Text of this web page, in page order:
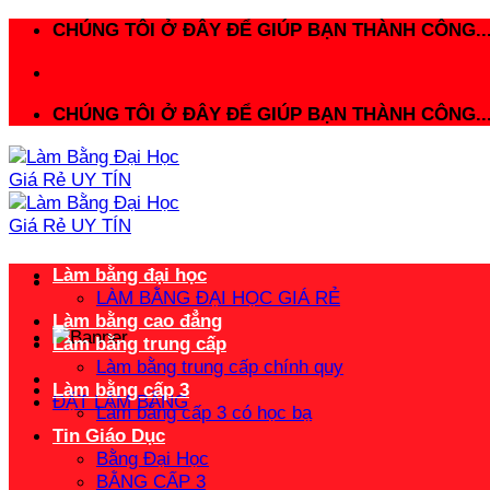
CHÚNG TÔI Ở ĐÂY ĐỂ GIÚP BẠN THÀNH
CHÚNG TÔI Ở ĐÂY ĐỂ GIÚP BẠN THÀNH
ĐẶT LÀM BẰNG
Làm bằng đại học
LÀM BẰNG ĐẠI HỌC GIÁ RẺ
Làm bằng cao đẳng
Làm bằng trung cấp
Làm bằng trung cấp chính quy
Làm bằng cấp 3
Làm bằng cấp 3 có học bạ
Tin Giáo Dục
Bằng Đại Học
BẰNG CẤP 3